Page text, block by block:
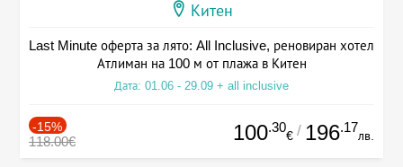
Китен
Last Minute оферта за лято: All Inclusive, реновиран хотел
Атлиман на 100 м от плажа в Китен
Дата: 01.06 - 29.09 + all inclusive
-15%
118.00€ 100.30
€ / 196.17
лв.